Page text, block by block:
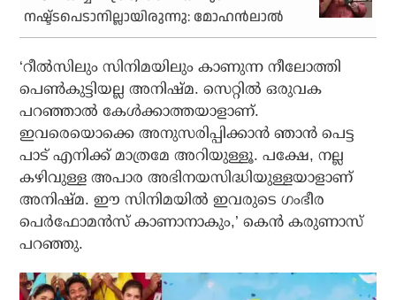
നഷ്ട്ടപെടാനില്ലായിരുന്നു: മോഹൻലാൽ
‘റീല്‍സിലും സിനിമയിലും കാണുന്ന നീലോത്തി
പെണ്‍കുട്ടിയല്ല അനിഷ്മ. സെറ്റില്‍ ഒരുവക
പറഞ്ഞാല്‍ കേള്‍ക്കാത്തയാളാണ്.
ഇവരെയൊക്കെ അനുസരിപ്പിക്കാന്‍ ഞാന്‍ പെട്ട
പാട് എനിക്ക് മാത്രമേ അറിയുള്ളൂ. പക്ഷേ, നല്ല
കഴിവുള്ള അപാര അഭിനയസിദ്ധിയുള്ളയാളാണ്
അനിഷ്മ. ഈ സിനിമയില്‍ ഇവരുടെ ഗംഭീര
പെര്‍ഫോമന്‍സ് കാണാനാകും,’ കെന്‍ കരുണാസ്
പറഞ്ഞു.